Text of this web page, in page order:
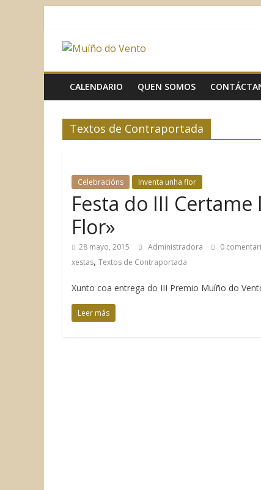
contenido
Muíño
do
Vento
CALENDARIO QUEN SOMOS
Textos de Contraportada
Celebracións Inventa unha flor
Festa do III
Flor»
28 mayo, 2015 Administradora 0
xestas, Textos de Contraportada
Xunto coa entrega do III Premio Muíño do
Leer más